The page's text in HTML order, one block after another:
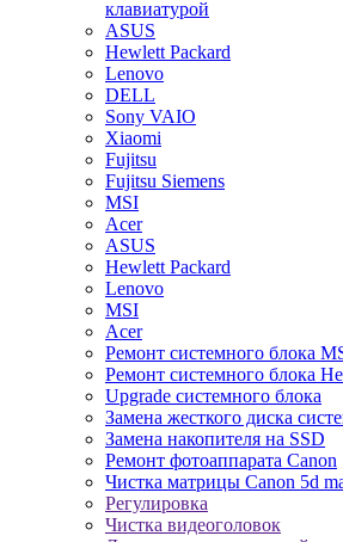
клавиатурой
ASUS
Hewlett Packard
Lenovo
DELL
Sony VAIO
Xiaomi
Fujitsu
Fujitsu Siemens
MSI
Acer
ASUS
Hewlett Packard
Lenovo
MSI
Acer
Ремонт системного блока
Ремонт системного блока
Upgrade системного блока
Замена жесткого диска
Замена накопителя на SSD
Ремонт фотоаппарата Canon
Чистка матрицы Canon 5d
Регулировка
Чистка видеоголовок